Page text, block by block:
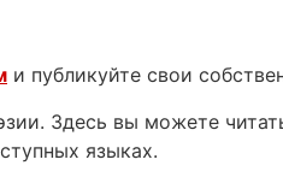
и публикуйте свои
Здесь вы можете
языках.